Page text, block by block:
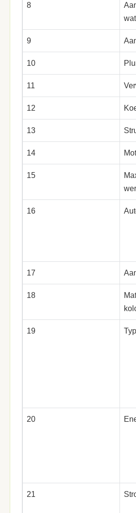
8
9
10
11
12
13
14
15
16
17
18
19
20
21